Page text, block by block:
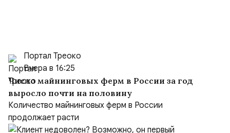
Портал Треоко
Вчера в 16:25
Число майнинговых ферм в России за год
выросло почти на половину
Количество майнинговых ферм в России
продолжает расти